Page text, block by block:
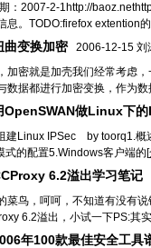
：2007-2-1http://
息。TODO:firefox extention
曲变换加密2006-12-15 刘
加密就是加壳我们经常考虑
数据都进行加密变换，作为
OpenSWAN做Linux下
建Linux IPSec by toorq1.
式的配置5.Windows客户端的[
6.2溢出学习笔记
菜鸟，呵呵，不知道有没有
6.2溢出，小试一下PS:其
年100款最佳安全工具